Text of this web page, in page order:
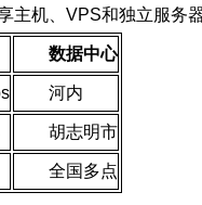
机、VPS和独立服务
数据中心
河内
胡志明市
全国多点